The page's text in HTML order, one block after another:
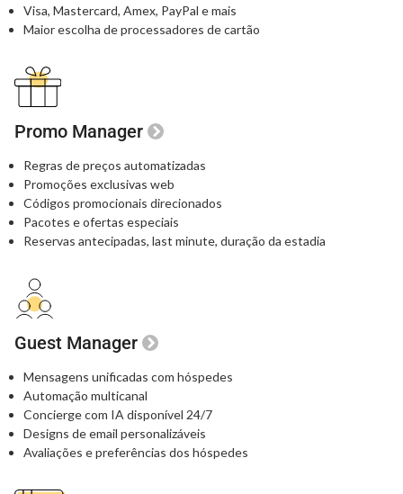
Visa, Mastercard, Amex, PayPal e mais
Maior escolha de processadores de cartão
Promo Manager
Regras de preços automatizadas
Promoções exclusivas web
Códigos promocionais direcionados
Pacotes e ofertas especiais
Reservas antecipadas, last minute, duração da estadia
Guest Manager
Mensagens unificadas com hóspedes
Automação multicanal
Concierge com IA disponível 24/7
Designs de email personalizáveis
Avaliações e preferências dos hóspedes